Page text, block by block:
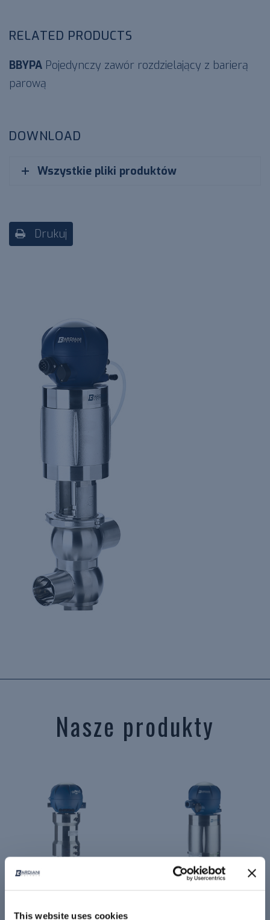
This website uses cookies
RELATED PRODUCTS
BBYPA Pojedynczy zawór rozdzielający z barierą
parową
DOWNLOAD
Wszystkie pliki produktów
Drukuj
Nasze produkty